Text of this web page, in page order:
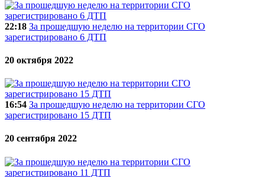
22:18 За прошедшую неделю на территории СГО
зарегистрировано 6 ДТП
20 октября 2022
16:54 За прошедшую неделю на территории СГО
зарегистрировано 15 ДТП
20 сентября 2022